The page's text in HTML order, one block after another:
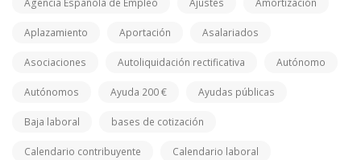
Agencia Española de Empleo Ajustes Amortización
Aplazamiento Aportación Asalariados
Asociaciones Autoliquidación rectificativa Autónomo
Autónomos Ayuda 200 € Ayudas públicas
Baja laboral bases de cotización
Calendario contribuyente Calendario laboral